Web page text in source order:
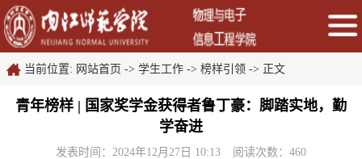
当前位置: 网站首页 -> 学生工作 -> 榜样引领 -> 正文
青年榜样 | 国家奖学金获得者鲁丁豪：脚踏实地，勤
学奋进
发表时间：2024年12月27日 10:13 阅读次数： 460